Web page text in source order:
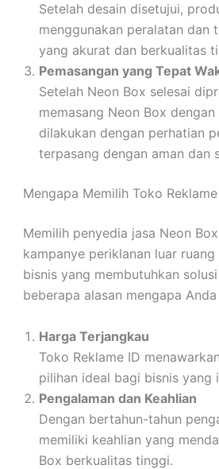
Setelah desain disetujui,
menggunakan peralatan dan
yang akurat dan berkualitas
Pemasangan yang Tepat
Setelah Neon Box selesai
memasang Neon Box
dilakukan dengan perhatian
terpasang dengan aman dan
Mengapa Memilih Toko
Memilih penyedia jasa Neon
kampanye periklanan luar
bisnis yang membutuhkan
beberapa alasan mengapa
Harga Terjangkau
Toko Reklame ID
pilihan ideal bagi bisnis yang
Pengalaman dan Keahlian
Dengan bertahun-tahun
memiliki keahlian yang
Box berkualitas tinggi.